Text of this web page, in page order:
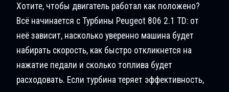
Хотите, чтобы двигатель работал как положено?
Всё начинается с Турбины Peugeot 806 2.1 TD: от
неё зависит, насколько уверенно машина будет
набирать скорость, как быстро откликнется на
нажатие педали и сколько топлива будет
расходовать. Если турбина теряет эффективность,